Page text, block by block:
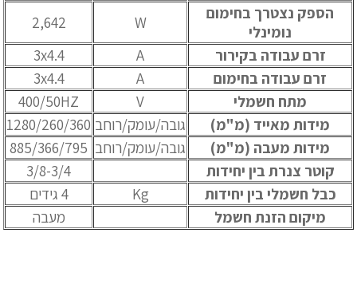
הספק נצטרך בחימום
נומינלי
W
2,642
זרם עבודה בקירור
A
3x4.4
זרם עבודה בחימום
A
3x4.4
מתח חשמלי
V
400/50HZ
מידות מאייד (מ"מ)
גובה/עומק/רוחב 1280/260/360
מידות מעבה (מ"מ)
גובה/עומק/רוחב 885/366/795
קוטר צנרת בין יחידות
3/8-3/4
כבל חשמלי בין יחידות
Kg
4 גידים
מיקום הזנת חשמל
מעבה